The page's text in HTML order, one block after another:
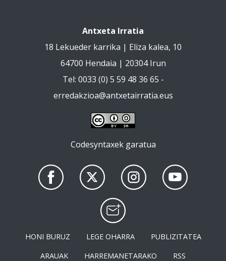
Antxeta Irratia
18 Lekueder karrika | Eliza kalea, 10
64700 Hendaia | 20304 Irun
Tel: 0033 (0) 5 59 48 36 65 -
erredakzioa@antxetairratia.eus
Codesyntaxek garatua
HONI BURUZ LEGE OHARRA
PUBLIZITATEA
ARAUAK
HARREMANETARAKO RSS